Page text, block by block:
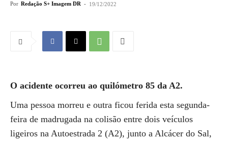
Por Redação S+ Imagem DR - 19/12/2022
O acidente ocorreu ao quilómetro 85 da A2.
Uma pessoa morreu e outra ficou ferida esta segunda-
feira de madrugada na colisão entre dois veículos
ligeiros na Autoestrada 2 (A2), junto a Alcácer do Sal,